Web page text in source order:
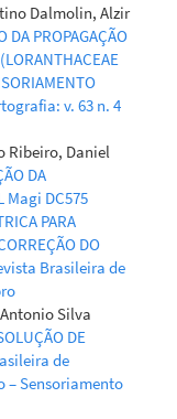
Dalmolin, Alzir
DA PROPAGAÇÃO
v. 63 n. 4
Ribeiro, Daniel
DA
Magi DC575
PARA
DO
Brasileira de
Silva
DE
de
– Sensoriamento